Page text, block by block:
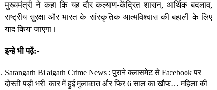
मुख्यमंत्री ने कहा कि यह दौर कल्याण-केंद्रित शासन, आर्थिक बदलाव,
राष्ट्रीय सुरक्षा और भारत के सांस्कृतिक आत्मविश्वास की बहाली के लिए
याद किया जाएगा।
इन्हे भी पढ़ें:-
Sarangarh Bilaigarh Crime News : पुराने क्लासमेट से Facebook पर
दोस्ती पड़ी भरी, कार में हुई मुलाकात और फिर 6 साल का खौफ… महिला की